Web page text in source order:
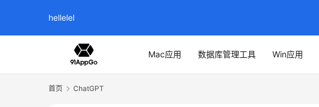
Mac应用 数据库管理工具 Win应用
首页 ChatGPT
hellelel